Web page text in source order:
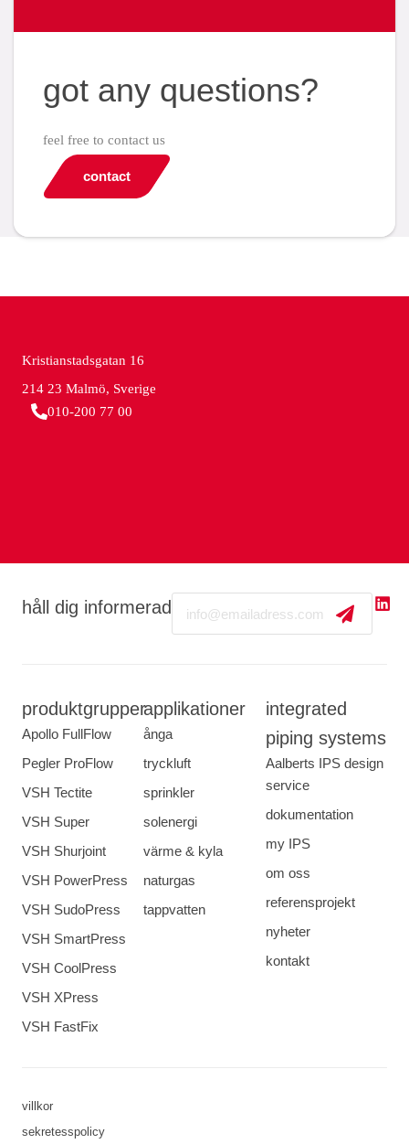
got any questions?
feel free to contact us
contact
håll dig informerad
produktgrupper
Apollo FullFlow
Pegler ProFlow
VSH Tectite
VSH Super
VSH Shurjoint
VSH PowerPress
VSH SudoPress
VSH SmartPress
VSH CoolPress
VSH XPress
VSH FastFix
applikationer
ånga
tryckluft
sprinkler
solenergi
värme & kyla
naturgas
tappvatten
integrated
piping systems
Aalberts IPS design
service
dokumentation
my IPS
om oss
referensprojekt
nyheter
kontakt
villkor
sekretesspolicy
Kristianstadsgatan 16
214 23 Malmö, Sverige
010-200 77 00